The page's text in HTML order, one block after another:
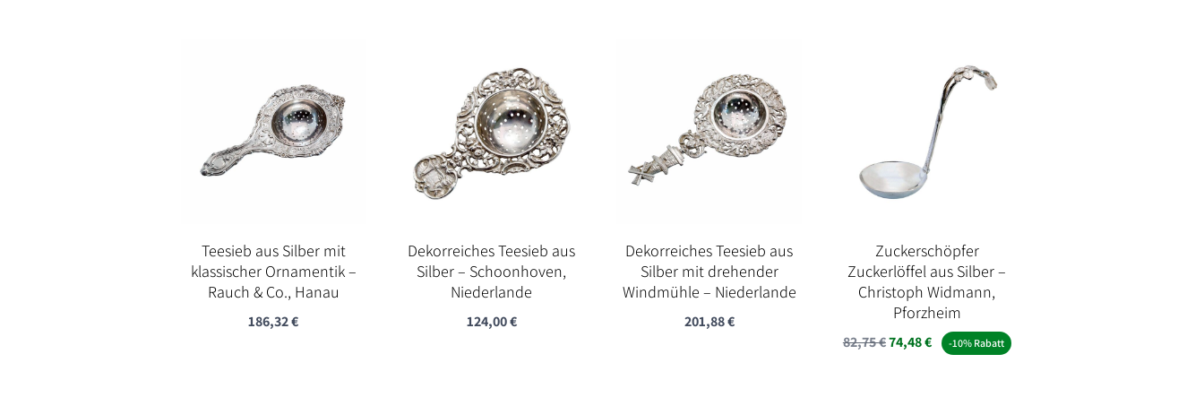
Teesieb aus Silber mit
klassischer Ornamentik –
Rauch & Co., Hanau
186,32€
Dekorreiches Teesieb aus
Silber – Schoonhoven,
Niederlande
124,00€
Dekorreiches Teesieb aus
Silber mit drehender
Windmühle – Niederlande
201,88€
Zuckerschöpfer
Zuckerlöffel aus Silber –
Christoph Widmann,
Pforzheim
82,75€74,48€ -10% Rabatt